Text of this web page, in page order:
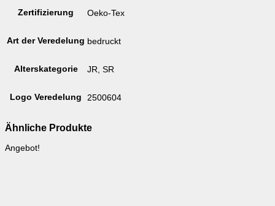
Zertifizierung Oeko-Tex
Art der Veredelung bedruckt
Alterskategorie JR, SR
Logo Veredelung 2500604
Ähnliche Produkte
Angebot!